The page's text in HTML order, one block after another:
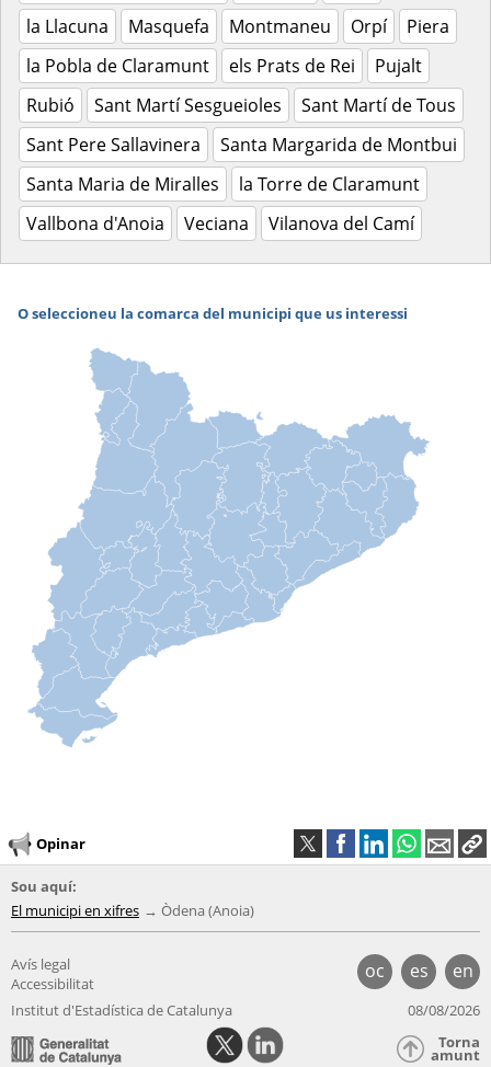
la Llacuna
Masquefa Montmaneu Orpí
Piera
la Pobla de Claramunt
els Prats de Rei
Pujalt
Rubió
Sant Martí Sesgueioles
Sant Martí de Tous
Sant Pere Sallavinera
Santa Margarida de Montbui
Santa Maria de Miralles
la Torre de Claramunt
Vallbona d'Anoia
Veciana Vilanova del Camí
Opinar
Sou aquí:
El municipi en xifres
Òdena (Anoia)
oc es en
Avís legal
Accessibilitat
Institut d'Estadística de Catalunya
08/08/2026
Torna
amunt